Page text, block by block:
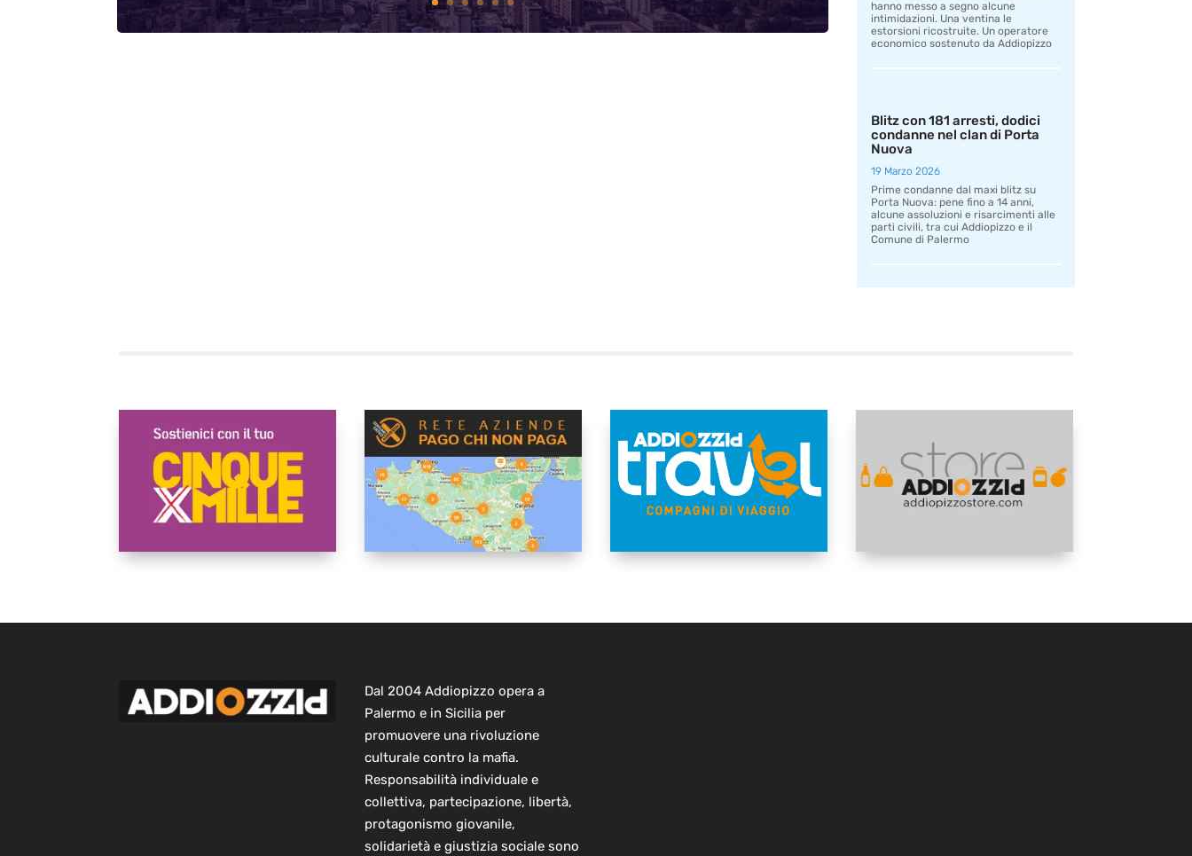
hanno messo a segno alcune
intimidazioni. Una ventina le
estorsioni ricostruite. Un operatore
economico sostenuto da Addiopizzo
Blitz con 181 arresti, dodici
condanne nel clan di Porta
Nuova
19 Marzo 2026
Prime condanne dal maxi blitz su
Porta Nuova: pene fino a 14 anni,
alcune assoluzioni e risarcimenti alle
parti civili, tra cui Addiopizzo e il
Comune di Palermo
Dal 2004 Addiopizzo opera a
Palermo e in Sicilia per
promuovere una rivoluzione
culturale contro la mafia.
Responsabilità individuale e
collettiva, partecipazione, libertà,
protagonismo giovanile,
solidarietà e giustizia sociale sono